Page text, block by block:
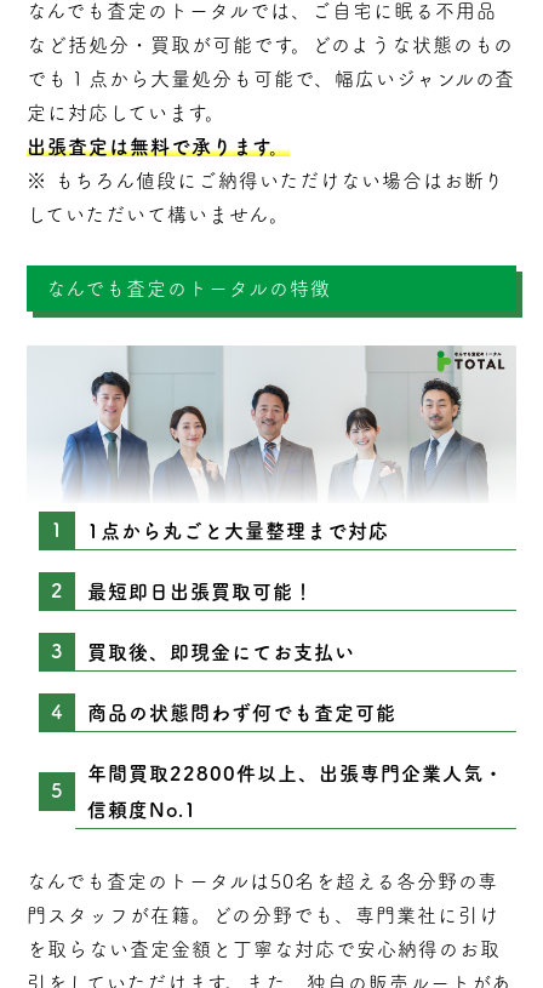
なんでも査定のトータルでは、ご自宅に眠る不用品
など括処分・ 買取 が可能です。どのような状態のもの
でも１点から大量処分も可能で、幅広いジャンルの査
定に対応しています。
出張査定は無料で承ります。
※ もちろん値段にご納得いただけない場合はお断り
していただいて構いません。
なんでも査定のトータルの特徴
1点から丸ごと大量整理まで対応
最短即日出張買取可能！
買取後、即現金にてお支払い
商品の状態問わず何でも査定可能
年間買取22800件以上、出張専門企業人気・
信頼度No.1
なんでも査定のトータルは50名を超える各分野の専
門スタッフが在籍。どの分野でも、専門業社に引け
を取らない査定 金額と丁寧な対応で安心納得のお取
引をしていただけます。また、独自の販売ルートがあ